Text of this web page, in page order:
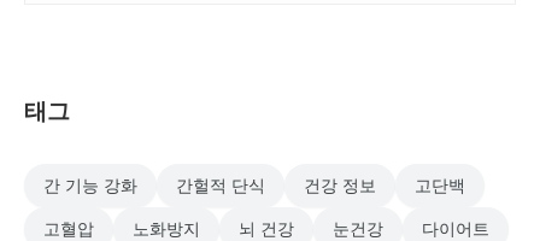
태그
간 기능 강화 간헐적 단식 건강 정보 고단백
고혈압 노화방지 뇌 건강 눈건강 다이어트